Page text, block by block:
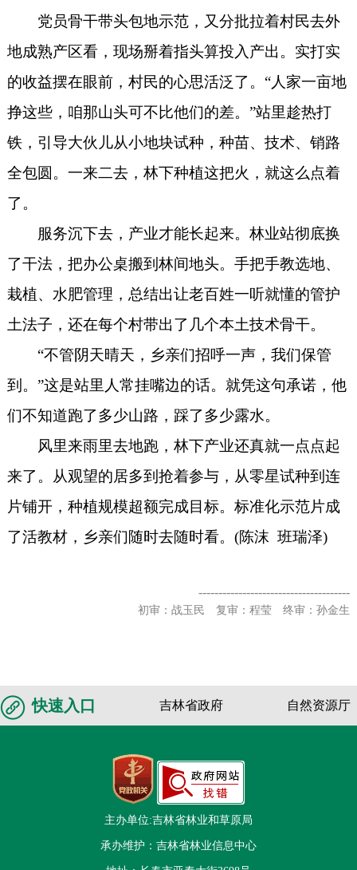
党员骨干带头包地示范，又分批拉着村民去外
地成熟产区看，现场掰着指头算投入产出。实打实
的收益摆在眼前，村民的心思活泛了。“人家一亩地
挣这些，咱那山头可不比他们的差。”站里趁热打
铁，引导大伙儿从小地块试种，种苗、技术、销路
全包圆。一来二去，林下种植这把火，就这么点着
了。
服务沉下去，产业才能长起来。林业站彻底换
了干法，把办公桌搬到林间地头。手把手教选地、
栽植、水肥管理，总结出让老百姓一听就懂的管护
土法子，还在每个村带出了几个本土技术骨干。
“不管阴天晴天，乡亲们招呼一声，我们保管
到。”这是站里人常挂嘴边的话。就凭这句承诺，他
们不知道跑了多少山路，踩了多少露水。
风里来雨里去地跑，林下产业还真就一点点起
来了。从观望的居多到抢着参与，从零星试种到连
片铺开，种植规模超额完成目标。标准化示范片成
了活教材，乡亲们随时去随时看。(陈沫 班瑞泽)
--------------------------------------
初审：战玉民 复审：程莹 终审：孙金生
快速入口 吉林省政府 自然资源厅
主办单位:吉林省林业和草原局
承办维护：吉林省林业信息中心